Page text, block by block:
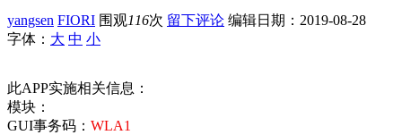
yangsen FIORI 围观116次 留下评论 编辑日期： 2019-08-28
字体： 大 中 小
此APP实施相关信息：
模块：
GUI事务码： WLA1